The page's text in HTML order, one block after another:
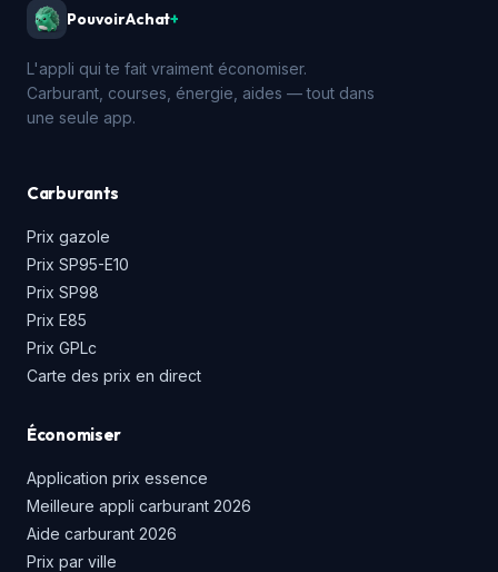
PouvoirAchat+
L'appli qui te fait vraiment économiser.
Carburant, courses, énergie, aides — tout dans
une seule app.
Carburants
Prix gazole
Prix SP95-E10
Prix SP98
Prix E85
Prix GPLc
Carte des prix en direct
Économiser
Application prix essence
Meilleure appli carburant 2026
Aide carburant 2026
Prix par ville